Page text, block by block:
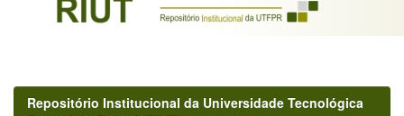
Repositório Institucional da Universidade Tecnológica